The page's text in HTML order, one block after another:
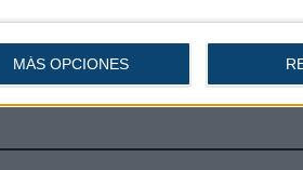
MÁS OPCIONES
un depósito de